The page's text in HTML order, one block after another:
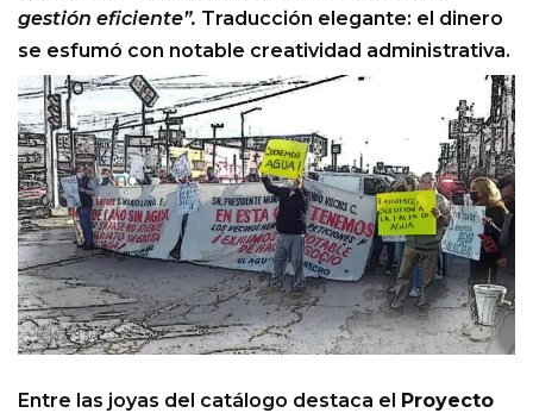
gestión eficiente”. Traducción elegante: el dinero
se esfumó con notable creatividad administrativa.
Entre las joyas del catálogo destaca el Proyecto